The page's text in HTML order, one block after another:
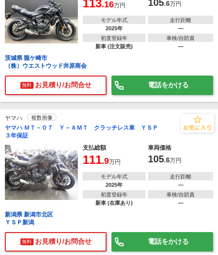
113.16万円 105.6万円
モデル年式
2025年
走行距離
―
初度登録年
新車 (注文販売)
車検/自賠責
―
茨城県 龍ケ崎市
（株）ウエストウッド井原商会
無料 お見積り/お問合せ 電話をかける
ヤマハ 複数画像
ヤマハ ＭＴ－０７ Ｙ－ＡＭＴ クラッチレス車 ＹＳＰ
３年保証
支払総額
車両価格
111.9万円 105.6万円
モデル年式
2025年
走行距離
―
初度登録年
新車 (在庫あり)
車検/自賠責
―
新潟県 新潟市北区
ＹＳＰ新潟
無料 お見積り/お問合せ 電話をかける